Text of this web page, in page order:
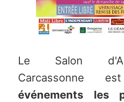
Le Salon
Carcassonne
événements les